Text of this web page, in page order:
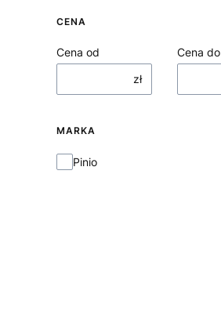
CENA
Cena od
zł
Cena do
MARKA
Marka
Pinio